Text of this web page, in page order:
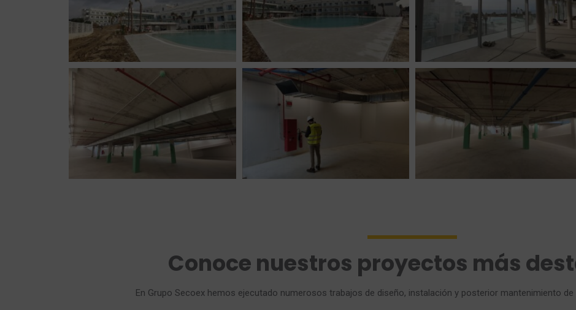
Conoce nuestros proyectos más
En Grupo Secoex hemos ejecutado numerosos trabajos de diseño, instalación y posterior mantenimiento